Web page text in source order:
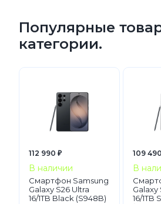
Популярные
категории.
112 990 ₽
В наличии
Смартфон Samsung
Galaxy S26 Ultra
16/1TB Black (S948B)
109
В
Galaxy
16/1TB